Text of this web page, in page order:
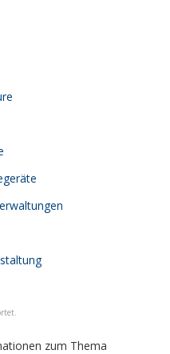
zum Thema